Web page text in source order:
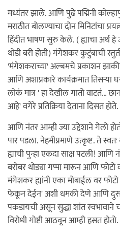
मध्यंतर झाले. आणि पुढे पद्मिनी
मराठीत बोलण्याचा दोन मिनिटांचा
हिंदीत भाषण सुरु केले. ( ह्याचा अर्थ
थोडी बरी होती) मंगेशकर कुटुंबाची
'मंगेशकराच्या' अल्बमचे प्रकाशन
आणि अशाप्रकारे कार्यक्रमात
लोकं मात्र ' हा देखील गातो वाटतं…
आहे' वगेरे प्रतिक्रिया देताना दिसत
आणि नंतर आम्ही ज्या उद्देशाने गेलो
पार पडला. नेहमीप्रमाणे उत्कृष्ट. ते
ह्याची पुन्हा एकदा साक्ष पटली! आणि
बरोबर थोड्या गप्पा मारून आणि
मंगेशकर ह्यांनी एका मोबाईल वर
फेकून देईन' अशी धमकी देणे आणि
पकडायची असून सुद्धा शांत स्वभावाने
विरोधी गोष्टी आठवून आम्ही हसत होतो.